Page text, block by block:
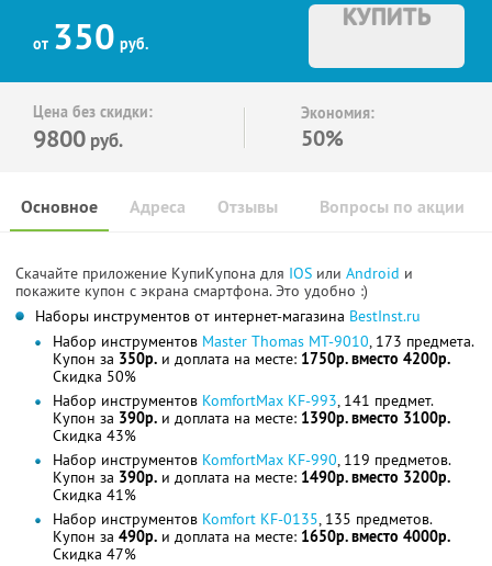
от 350 руб.
КУПИТЬ
Цена без скидки:
9800 руб.
Экономия:
50%
Основное Отзывы Вопросы по акции
Адреса
Скачайте приложение КупиКупона для IOS или Android и
покажите купон с экрана смартфона. Это удобно :)
Наборы инструментов от интернет-магазина BestInst.ru
Набор инструментов Master Thomas MT-9010, 173 предмета.
Купон за 350р. и доплата на месте: 1750р. вместо 4200р.
Скидка 50%
Набор инструментов KomfortMax KF-993, 141 предмет.
Купон за 390р. и доплата на месте: 1390р. вместо 3100р.
Скидка 43%
Набор инструментов KomfortMax KF-990, 119 предметов.
Купон за 390р. и доплата на месте: 1490р. вместо 3200р.
Скидка 41%
Набор инструментов Komfort KF-0135, 135 предметов.
Купон за 490р. и доплата на месте: 1650р. вместо 4000р.
Скидка 47%